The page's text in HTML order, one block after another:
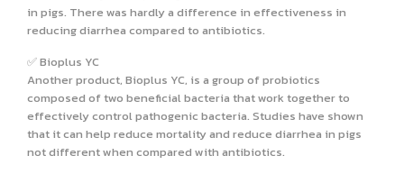
in pigs. There was hardly a difference in effectiveness in
reducing diarrhea compared to antibiotics.
✅ Bioplus YC
Another product, Bioplus YC, is a group of probiotics
composed of two beneficial bacteria that work together to
effectively control pathogenic bacteria. Studies have shown
that it can help reduce mortality and reduce diarrhea in pigs
not different when compared with antibiotics.